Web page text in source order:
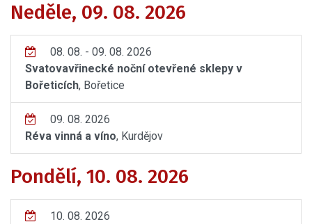
Neděle, 09. 08. 2026
08. 08. - 09. 08. 2026
Svatovavřinecké noční otevřené sklepy v
Bořeticích, Bořetice
09. 08. 2026
Réva vinná a víno, Kurdějov
Pondělí, 10. 08. 2026
10. 08. 2026